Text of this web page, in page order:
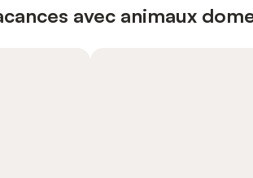
avec animaux